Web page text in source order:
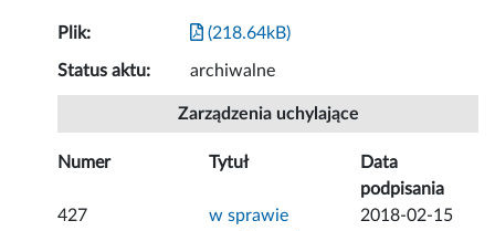
Plik: (218.64kB)
Status aktu: archiwalne
Zarządzenia uchylające
Numer Tytuł
Data
podpisania
427
w sprawie
2018-02-15